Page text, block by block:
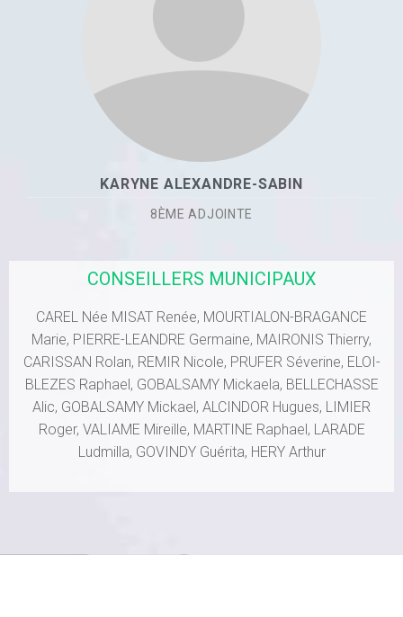
KARYNE ALEXANDRE-SABIN
8ÈME ADJOINTE
CONSEILLERS MUNICIPAUX
CAREL Née MISAT Renée, MOURTIALON-BRAGANCE
Marie, PIERRE-LEANDRE Germaine, MAIRONIS Thierry,
CARISSAN Rolan, REMIR Nicole, PRUFER Séverine, ELOI-
BLEZES Raphael, GOBALSAMY Mickaela, BELLECHASSE
Alic, GOBALSAMY Mickael, ALCINDOR Hugues, LIMIER
Roger, VALIAME Mireille, MARTINE Raphael, LARADE
Ludmilla, GOVINDY Guérita, HERY Arthur